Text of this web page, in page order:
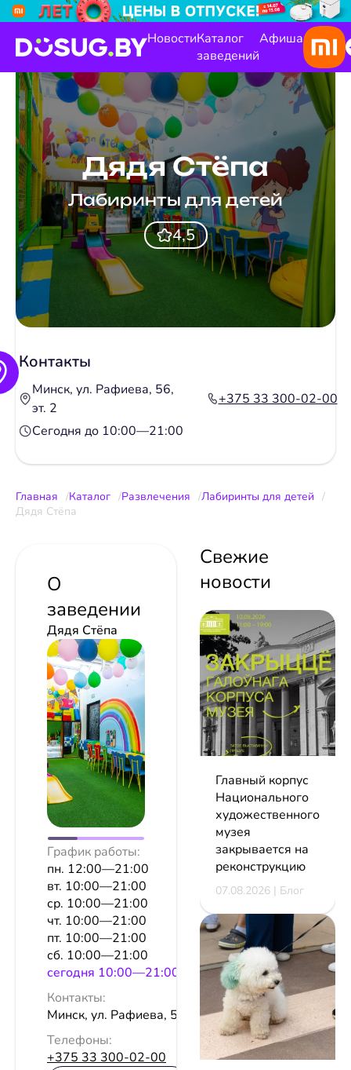
НовостиКаталог
заведений
Афиша
Дядя Стёпа
Лабиринты для детей
4,5
Контакты
Минск, ул. Рафиева, 56,
эт. 2
+375 33 300-02-00
Сегодня до 10:00—21:00
Главная Каталог Развлечения
Лабиринты для детей
Дядя Стёпа
О
заведении
Дядя Стёпа
График работы:
пн. 12:00—21:00
вт. 10:00—21:00
ср. 10:00—21:00
чт. 10:00—21:00
пт. 10:00—21:00
сб. 10:00—21:00
сeгодня 10:00—21:00
Контакты:
Минск, ул. Рафиева, 56, эт. 2
Телефоны:
+375 33 300-02-00
Свежие
новости
Главный корпус
Национального
художественного
музея
закрывается на
реконструкцию
07.08.2026 | Блог